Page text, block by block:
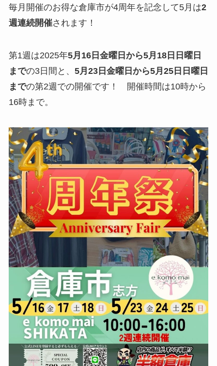
毎月開催のお得な倉庫市が4周年を記念して5月は2
週連続開催されます！
第1週は2025年5月16日金曜日から5月18日日曜日
までの3日間と、 5月23日金曜日から5月25日日曜日
までの第2週での開催です！ 開催時間は10時から
16時まで。